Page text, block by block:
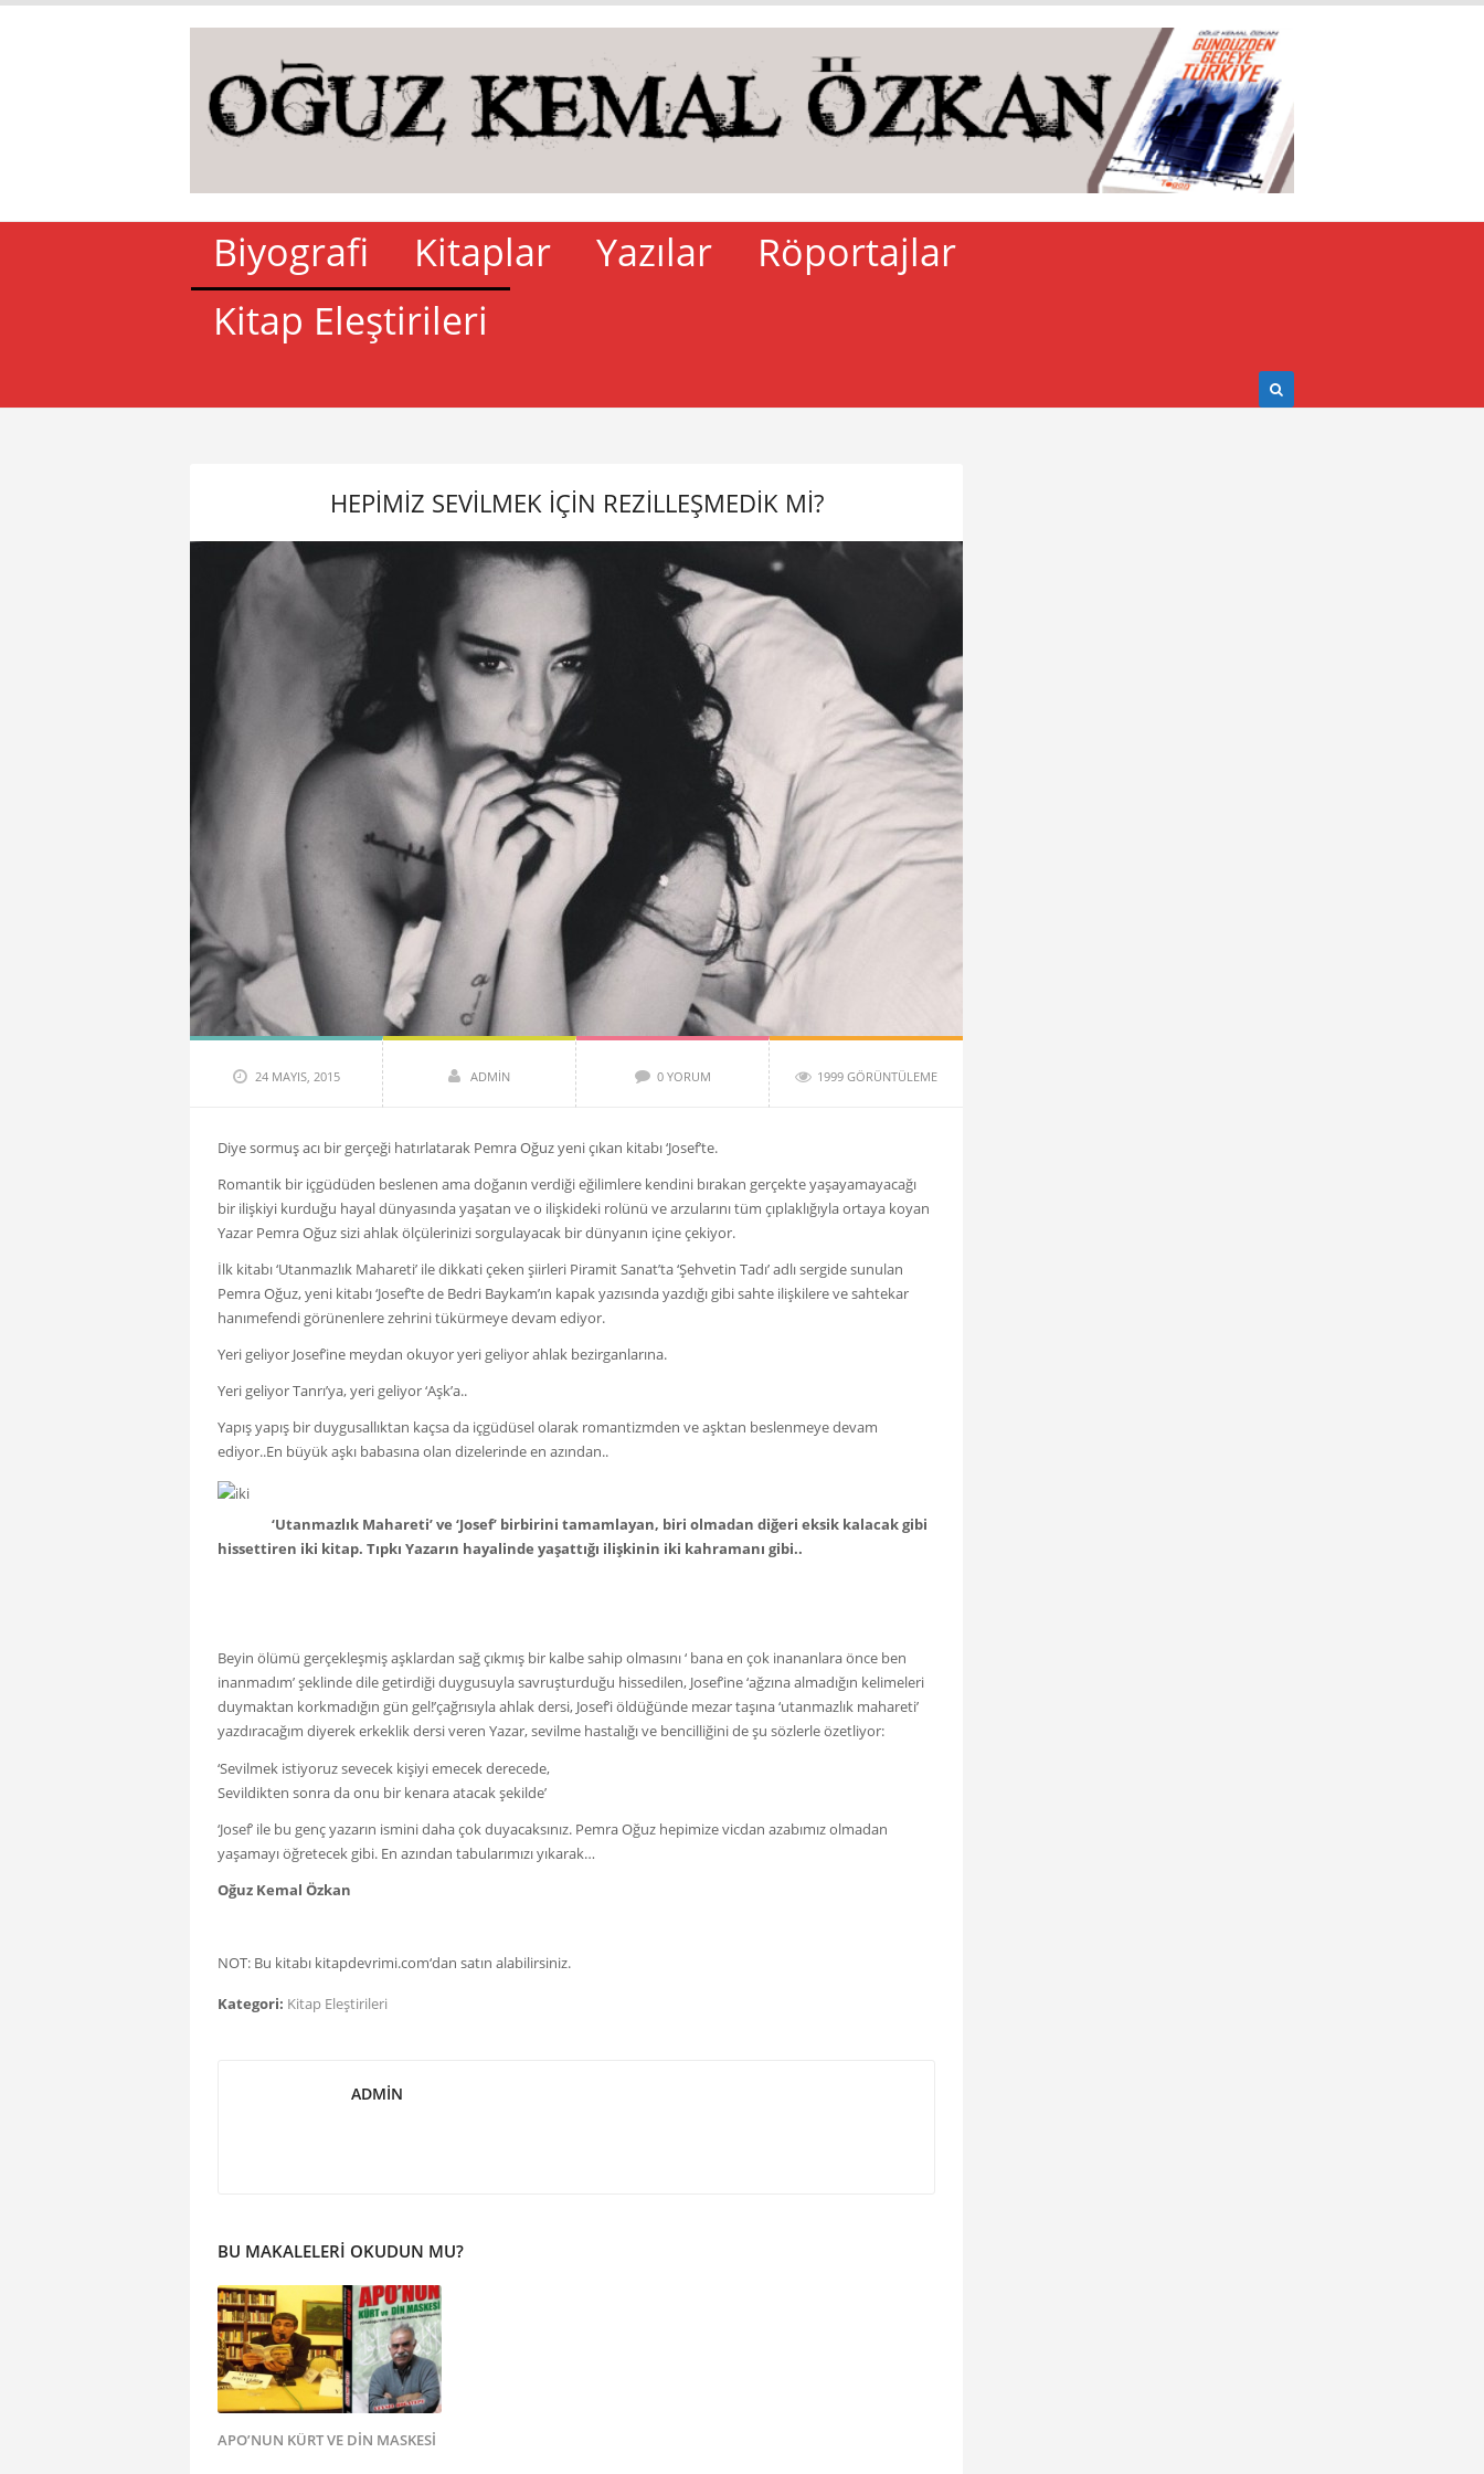
Biyografi Kitaplar Yazılar
Röportajlar
Kitap Eleştirileri
HEPİMİZ SEVİLMEK İÇİN REZİLLEŞMEDİK Mİ?
24 MAYIS, 2015 ADMIN 0 YORUM 1999 GÖRÜNTÜLEME
Diye sormuş acı bir gerçeği hatırlatarak Pemra Oğuz yeni çıkan kitabı ‘Josef’te.
Romantik bir içgüdüden beslenen ama doğanın verdiği eğilimlere kendini bırakan gerçekte yaşayamayacağı
bir ilişkiyi kurduğu hayal dünyasında yaşatan ve o ilişkideki rolünü ve arzularını tüm çıplaklığıyla ortaya koyan
Yazar Pemra Oğuz sizi ahlak ölçülerinizi sorgulayacak bir dünyanın içine çekiyor.
İlk kitabı ‘Utanmazlık Mahareti’ ile dikkati çeken şiirleri Piramit Sanat’ta ‘Şehvetin Tadı’ adlı sergide sunulan
Pemra Oğuz, yeni kitabı ‘Josef’te de Bedri Baykam’ın kapak yazısında yazdığı gibi sahte ilişkilere ve sahtekar
hanımefendi görünenlere zehrini tükürmeye devam ediyor.
Yeri geliyor Josef’ine meydan okuyor yeri geliyor ahlak bezirganlarına.
Yeri geliyor Tanrı’ya, yeri geliyor ‘Aşk’a..
Yapış yapış bir duygusallıktan kaçsa da içgüdüsel olarak romantizmden ve aşktan beslenmeye devam
ediyor..En büyük aşkı babasına olan dizelerinde en azından..
‘Utanmazlık Mahareti’ ve ‘Josef’ birbirini tamamlayan, biri olmadan diğeri eksik kalacak gibi
hissettiren iki kitap. Tıpkı Yazarın hayalinde yaşattığı ilişkinin iki kahramanı gibi..
Beyin ölümü gerçekleşmiş aşklardan sağ çıkmış bir kalbe sahip olmasını ‘ bana en çok inananlara önce ben
inanmadım’ şeklinde dile getirdiği duygusuyla savruşturduğu hissedilen, Josef’ine ‘ağzına almadığın kelimeleri
duymaktan korkmadığın gün gel!’çağrısıyla ahlak dersi, Josef’i öldüğünde mezar taşına ‘utanmazlık mahareti’
yazdıracağım diyerek erkeklik dersi veren Yazar, sevilme hastalığı ve bencilliğini de şu sözlerle özetliyor:
‘Sevilmek istiyoruz sevecek kişiyi emecek derecede,
Sevildikten sonra da onu bir kenara atacak şekilde’
‘Josef’ ile bu genç yazarın ismini daha çok duyacaksınız. Pemra Oğuz hepimize vicdan azabımız olmadan
yaşamayı öğretecek gibi. En azından tabularımızı yıkarak…
Oğuz Kemal Özkan
NOT: Bu kitabı kitapdevrimi.com‘dan satın alabilirsiniz.
Kategori: Kitap Eleştirileri
ADMIN
BU MAKALELERI OKUDUN MU?
APO’NUN KÜRT VE DİN MASKESİ